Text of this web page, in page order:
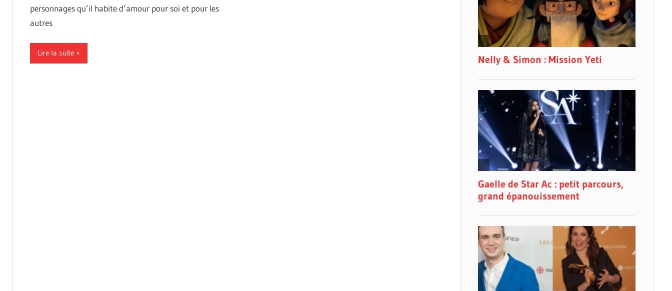
personnages qu’il habite d’amour pour soi et pour les
autres
Lire la suite